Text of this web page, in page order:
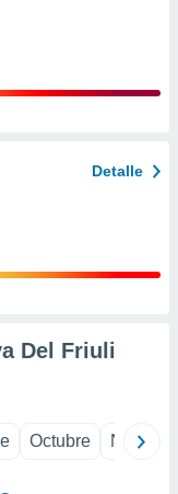
Detalle
Del Friuli
Octubre